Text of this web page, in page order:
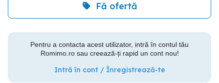
Fă ofertă
Pentru a contacta acest utilizator, intră în contul tău
Romimo.ro sau creează-ți rapid un cont nou!
Intră în cont / Înregistrează-te